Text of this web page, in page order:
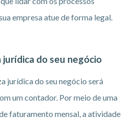
empresa atue de forma legal.
jurídica do seu negócio
jurídica do seu negócio será
um contador. Por meio de uma
faturamento mensal, a atividade